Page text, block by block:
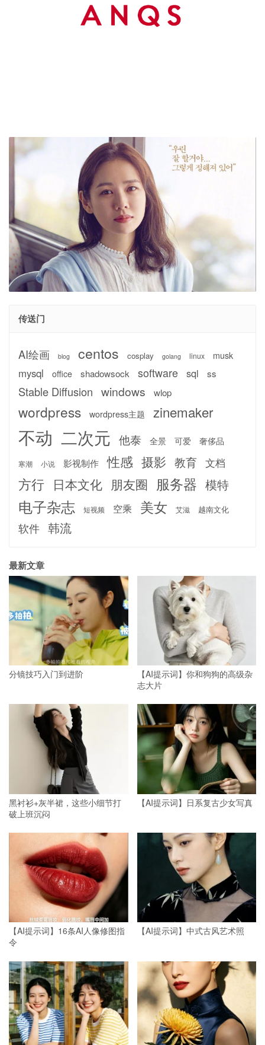
传送门
AI绘画 blog centos cosplay golang linux musk
mysql office shadowsock software sql ss
Stable Diffusion windows wlop
wordpress wordpress主题 zinemaker
不动 二次元 他泰 全景 可爱 奢侈品
寒潮 小说 影视制作 性感 摄影 教育 文档
方行 日本文化 朋友圈 服务器 模特
电子杂志 短视频 空乘 美女 艾滋 越南文化
软件 韩流
最新文章
分镜技巧入门到进阶
【AI提示词】你和狗狗的高级杂
志大片
黑衬衫+灰半裙，这些小细节打
破上班沉闷
【AI提示词】日系复古少女写真
【AI提示词】16条AI人像修图指
令
【AI提示词】中式古风艺术照